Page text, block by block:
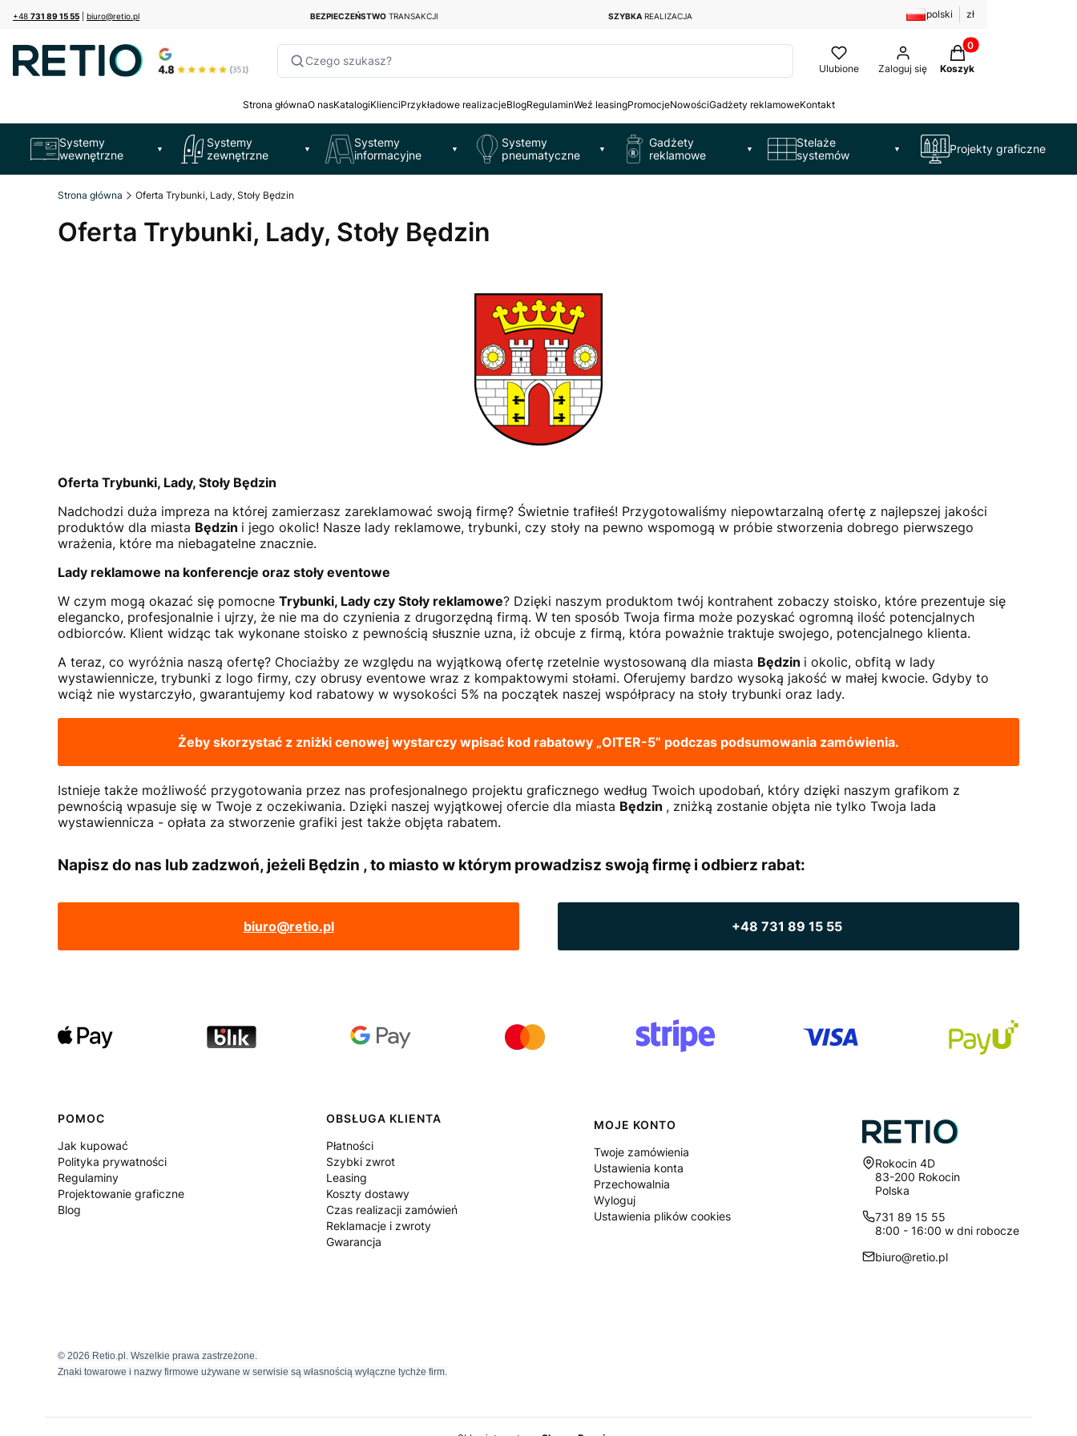
+48 731 89 15 55 biuro@retio.pl BEZPIECZEŃSTWO TRANSAKCJI SZYBKAREALIZACJA polski zł
Czego szukasz?
Ulubione Zaloguj się
Produkty w koszyku:
Koszyk
Strona głównaO nasKatalogiKlienciPrzykładowe realizacjeBlogRegulaminWeź leasingPromocjeNowościGadżety reklamoweKontakt
Systemy
wewnętrzne
▼
Systemy
zewnętrzne
▼
Systemy
informacyjne
▼
Systemy
pneumatyczne
▼
Gadżety
reklamowe
▼
Stelaże
systemów
▼ Projekty graficzne
Strona główna Oferta Trybunki, Lady, Stoły Będzin
Oferta Trybunki, Lady, Stoły Będzin
Oferta Trybunki, Lady, Stoły Będzin
Nadchodzi duża impreza na której zamierzasz zareklamować swoją firmę? Świetnie trafiłeś! Przygotowaliśmy niepowtarzalną ofertę z najlepszej jakości
produktów dla miasta Będzin i jego okolic! Nasze lady reklamowe, trybunki, czy stoły na pewno wspomogą w próbie stworzenia dobrego pierwszego
wrażenia, które ma niebagatelne znacznie.
Lady reklamowe na konferencje oraz stoły eventowe
W czym mogą okazać się pomocne Trybunki, Lady czy Stoły reklamowe? Dzięki naszym produktom twój kontrahent zobaczy stoisko, które prezentuje się
elegancko, profesjonalnie i ujrzy, że nie ma do czynienia z drugorzędną firmą. W ten sposób Twoja firma może pozyskać ogromną ilość potencjalnych
odbiorców. Klient widząc tak wykonane stoisko z pewnością słusznie uzna, iż obcuje z firmą, która poważnie traktuje swojego, potencjalnego klienta.
A teraz, co wyróżnia naszą ofertę? Chociażby ze względu na wyjątkową ofertę rzetelnie wystosowaną dla miasta Będzin i okolic, obfitą w lady
wystawiennicze, trybunki z logo firmy, czy obrusy eventowe wraz z kompaktowymi stołami. Oferujemy bardzo wysoką jakość w małej kwocie. Gdyby to
wciąż nie wystarczyło, gwarantujemy kod rabatowy w wysokości 5% na początek naszej współpracy na stoły trybunki oraz lady.
Żeby skorzystać z zniżki cenowej wystarczy wpisać kod rabatowy „OITER-5” podczas podsumowania zamówienia.
Istnieje także możliwość przygotowania przez nas profesjonalnego projektu graficznego według Twoich upodobań, który dzięki naszym grafikom z
pewnością wpasuje się w Twoje z oczekiwania. Dzięki naszej wyjątkowej ofercie dla miasta Będzin , zniżką zostanie objęta nie tylko Twoja lada
wystawiennicza - opłata za stworzenie grafiki jest także objęta rabatem.
Napisz do nas lub zadzwoń, jeżeli Będzin , to miasto w którym prowadzisz swoją firmę i odbierz rabat:
biuro@retio.pl +48 731 89 15 55
POMOC
Jak kupować
Polityka prywatności
Regulaminy
Projektowanie graficzne
Blog
OBSŁUGA KLIENTA
Płatności
Szybki zwrot
Leasing
Koszty dostawy
Czas realizacji zamówień
Reklamacje i zwroty
Gwarancja
MOJE KONTO
Twoje zamówienia
Ustawienia konta
Przechowalnia
Wyloguj
Ustawienia plików cookies
Adres:
Rokocin 4D
83-200 Rokocin
Polska
731 89 15 55
8:00 - 16:00 w dni robocze
biuro@retio.pl
© 2026 Retio.pl. Wszelkie prawa zastrzeżone.
Znaki towarowe i nazwy firmowe używane w serwisie są własnością wyłączne tychże firm.